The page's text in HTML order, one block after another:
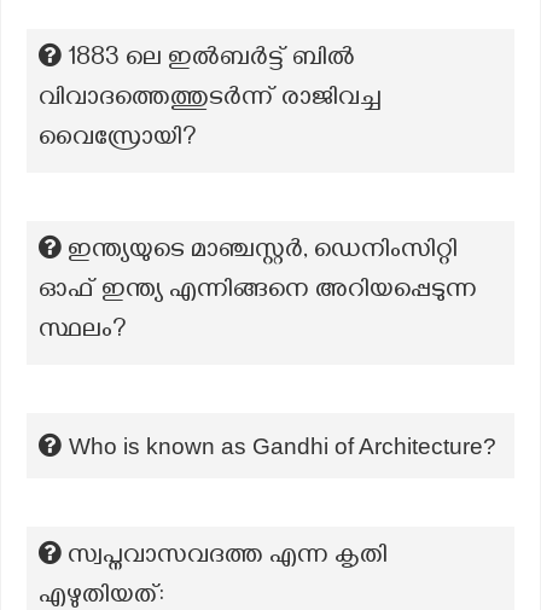
1883 ലെ ഇൽബർട്ട് ബിൽ
വിവാദത്തെത്തുടർന്ന് രാജിവച്ച
വൈസ്രോയി?
ഇന്ത്യയുടെ മാഞ്ചസ്റ്റര്‍, ഡെനിംസിറ്റി
ഓഫ് ഇന്ത്യ എന്നിങ്ങനെ അറിയപ്പെടുന്ന
സ്ഥലം?
Who is known as Gandhi of Architecture?
സ്വപ്നവാസവദത്ത എന്ന കൃതി
എഴുതിയത്: